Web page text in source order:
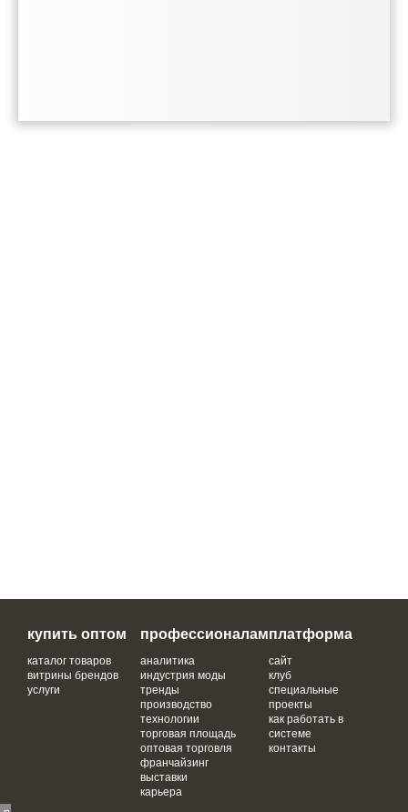
купить оптом
каталог товаров
витрины брендов
услуги
профессионалам
аналитика
индустрия моды
тренды
производство
технологии
торговая площадь
оптовая торговля
франчайзинг
выставки
карьера
платформа
сайт
клуб
специальные
проекты
как работать в
системе
контакты